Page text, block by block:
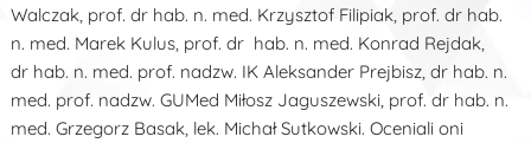
Walczak, prof. dr hab. n. med. Krzysztof Filipiak, prof. dr hab.
n. med. Marek Kulus, prof. dr hab. n. med. Konrad Rejdak,
dr hab. n. med. prof. nadzw. IK Aleksander Prejbisz, dr hab. n.
med. prof. nadzw. GUMed Miłosz Jaguszewski, prof. dr hab. n.
med. Grzegorz Basak, lek. Michał Sutkowski. Oceniali oni